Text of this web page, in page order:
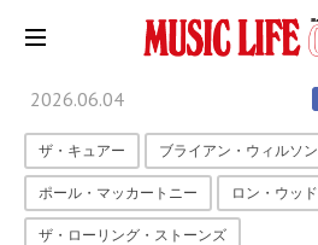
2026.06.04
ザ・キュアー ブライアン・ウィルソン
ポール・マッカートニー ロン・ウッド
ザ・ローリング・ストーンズ